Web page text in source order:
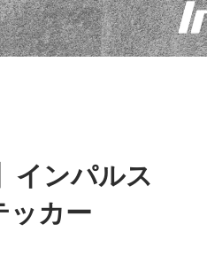
インパルス
ッカー